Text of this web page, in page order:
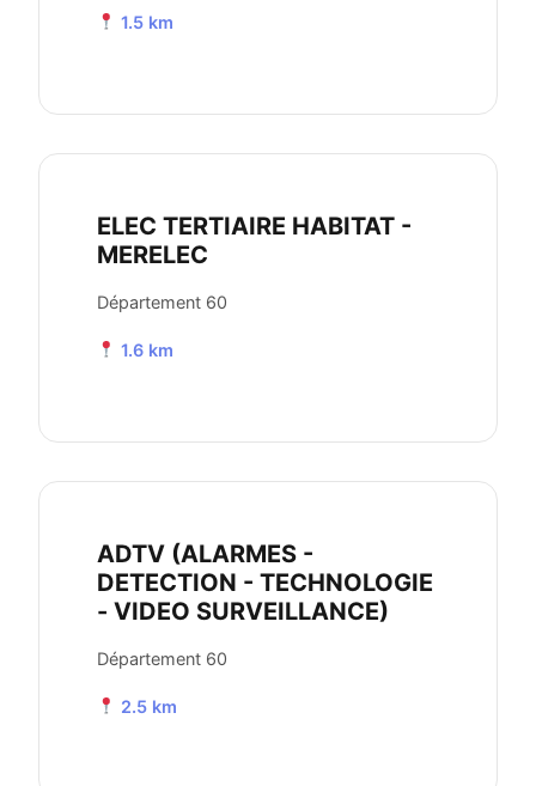
1.5 km
ELEC TERTIAIRE HABITAT -
MERELEC
Département 60
1.6 km
ADTV (ALARMES -
DETECTION - TECHNOLOGIE
- VIDEO SURVEILLANCE)
Département 60
2.5 km